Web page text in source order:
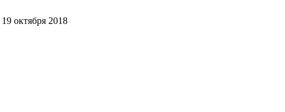
19 октября 2018